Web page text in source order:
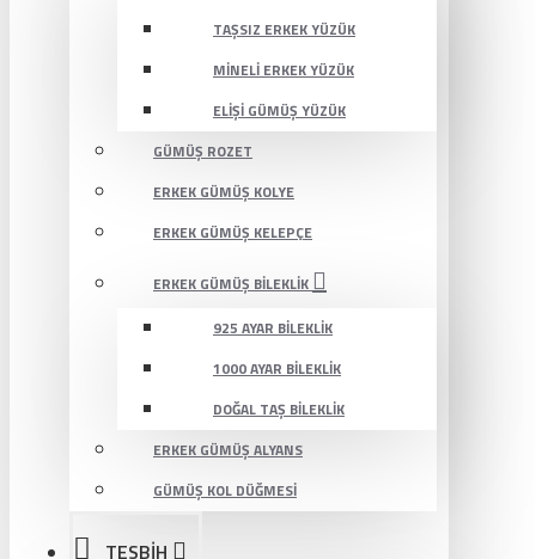
TAŞSIZ ERKEK YÜZÜK
MINELI ERKEK YÜZÜK
ELIŞI GÜMÜŞ YÜZÜK
GÜMÜŞ ROZET
ERKEK GÜMÜŞ KOLYE
ERKEK GÜMÜŞ KELEPÇE
ERKEK GÜMÜŞ BILEKLIK
925 AYAR BILEKLIK
1000 AYAR BILEKLIK
DOĞAL TAŞ BILEKLIK
ERKEK GÜMÜŞ ALYANS
GÜMÜŞ KOL DÜĞMESI
TESBİH